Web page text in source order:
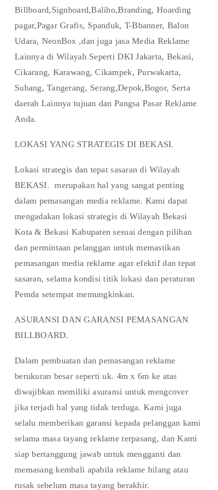
Billboard,Signboard,Baliho,Branding, Hoarding
pagar,Pagar Grafis, Spanduk, T-Bbanner, Balon
Udara, NeonBox ,dan juga jasa Media Reklame
Lainnya di Wilayah Seperti DKI Jakarta, Bekasi,
Cikarang, Karawang, Cikampek, Purwakarta,
Subang, Tangerang, Serang,Depok,Bogor, Serta
daerah Lainnya tujuan dan Pangsa Pasar Reklame
Anda.
LOKASI YANG STRATEGIS DI BEKASI.
Lokasi strategis dan tepat sasaran di Wilayah
BEKASI. merupakan hal yang sangat penting
dalam pemasangan media reklame. Kami dapat
mengadakan lokasi strategis di Wilayah Bekasi
Kota & Bekasi Kabupaten sesuai dengan pilihan
dan permintaan pelanggan untuk memastikan
pemasangan media reklame agar efektif dan tepat
sasaran, selama kondisi titik lokasi dan peraturan
Pemda setempat memungkinkan.
ASURANSI DAN GARANSI PEMASANGAN
BILLBOARD.
Dalam pembuatan dan pemasangan reklame
berukuran besar seperti uk. 4m x 6m ke atas
diwajibkan memiliki asuransi untuk mengcover
jika terjadi hal yang tidak terduga. Kami juga
selalu memberikan garansi kepada pelanggan kami
selama masa tayang reklame terpasang, dan Kami
siap bertanggung jawab untuk mengganti dan
memasang kembali apabila reklame hilang atau
rusak sebelum masa tayang berakhir.